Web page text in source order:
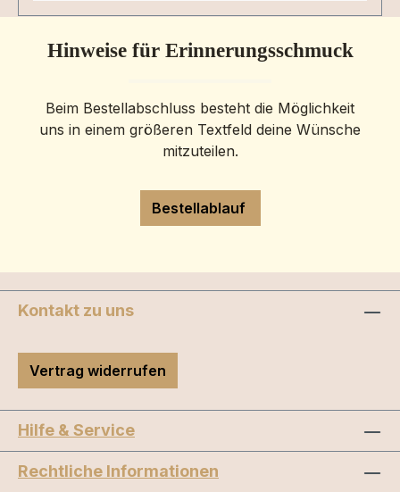
Hinweise für Erinnerungsschmuck
Beim Bestellabschluss besteht die Möglichkeit
uns in einem größeren Textfeld deine Wünsche
mitzuteilen.
Bestellablauf
Kontakt zu uns
Vertrag widerrufen
Hilfe & Service
Rechtliche Informationen